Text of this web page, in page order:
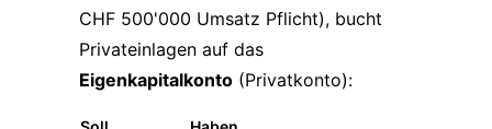
CHF 500'000 Umsatz Pflicht), bucht
Privateinlagen auf das
Eigenkapitalkonto (Privatkonto):